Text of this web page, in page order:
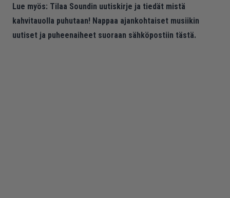
Lue myös: Tilaa Soundin uutiskirje ja tiedät mistä
kahvitauolla puhutaan! Nappaa ajankohtaiset musiikin
uutiset ja puheenaiheet suoraan sähköpostiin tästä.